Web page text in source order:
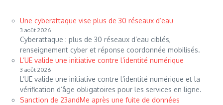
Une cyberattaque vise plus de 30 réseaux d’eau
3 août 2026
Cyberattaque : plus de 30 réseaux d’eau ciblés,
renseignement cyber et réponse coordonnée mobilisés.
L’UE valide une initiative contre l’identité numérique
3 août 2026
L’UE valide une initiative contre l’identité numérique et la
vérification d’âge obligatoires pour les services en ligne.
Sanction de 23andMe après une fuite de données